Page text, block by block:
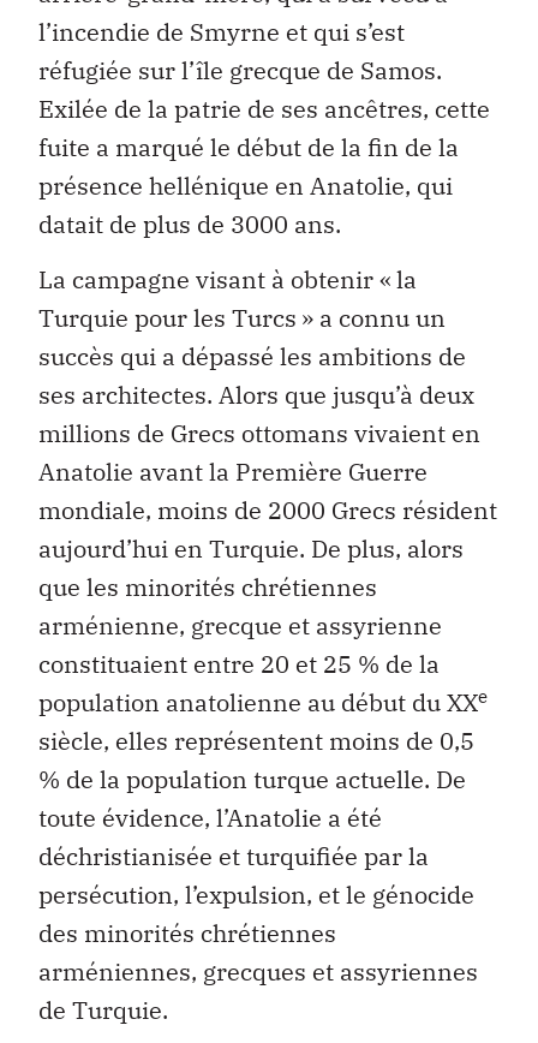
l’incendie de Smyrne et qui s’est
réfugiée sur l’île grecque de Samos.
Exilée de la patrie de ses ancêtres, cette
fuite a marqué le début de la fin de la
présence hellénique en Anatolie, qui
datait de plus de 3000 ans.
La campagne visant à obtenir « la
Turquie pour les Turcs » a connu un
succès qui a dépassé les ambitions de
ses architectes. Alors que jusqu’à deux
millions de Grecs ottomans vivaient en
Anatolie avant la Première Guerre
mondiale, moins de 2000 Grecs résident
aujourd’hui en Turquie. De plus, alors
que les minorités chrétiennes
arménienne, grecque et assyrienne
constituaient entre 20 et 25 % de la
population anatolienne au début du XXe
siècle, elles représentent moins de 0,5
% de la population turque actuelle. De
toute évidence, l’Anatolie a été
déchristianisée et turquifiée par la
persécution, l’expulsion, et le génocide
des minorités chrétiennes
arméniennes, grecques et assyriennes
de Turquie.